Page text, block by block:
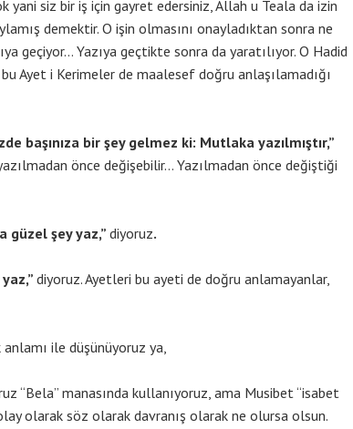
yani siz bir iş için gayret edersiniz, Allah u Teala da izin
demektir. O işin olmasını onayladıktan sonra ne
geçiyor… Yazıya geçtikte sonra da yaratılıyor. O Hadid
Ayet i Kerimeler de maalesef doğru anlaşılamadığı
başınıza bir şey gelmez ki: Mutlaka yazılmıştır,”
önce değişebilir… Yazılmadan önce değiştiği
güzel şey yaz,” diyoruz.
diyoruz. Ayetleri bu ayeti de doğru anlamayanlar,
ile düşünüyoruz ya,
“Bela” manasında kullanıyoruz, ama Musibet “isabet
olarak söz olarak davranış olarak ne olursa olsun.